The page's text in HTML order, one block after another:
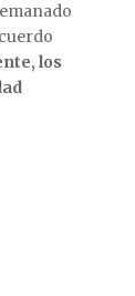
los